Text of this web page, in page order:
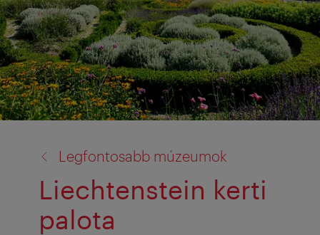
Legfontosabb múzeumok
Liechtenstein kerti
palota